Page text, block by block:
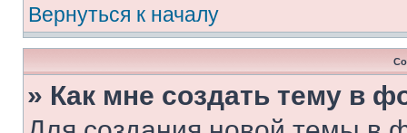
Вернуться к началу
» Как мне создать тему в